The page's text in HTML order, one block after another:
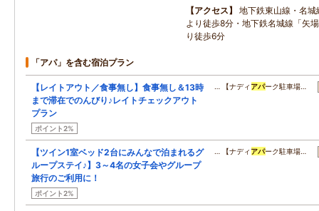
アクセス
地下鉄東山線・名
より徒歩8分・地下鉄名城線「矢
り徒歩6分
「アパ」を含む宿泊プラン
【レイトアウト／食事無し】食事無し＆13時
まで滞在でのんびり♪レイトチェックアウト
プラン
ポイント2%
… 【ナディ アパーク駐車場…
【ツイン1室ベッド2台にみんなで泊まれるグ
ループステイ♪】3～4名の女子会やグループ
旅行のご利用に！
ポイント2%
… 【ナディ アパーク駐車場…